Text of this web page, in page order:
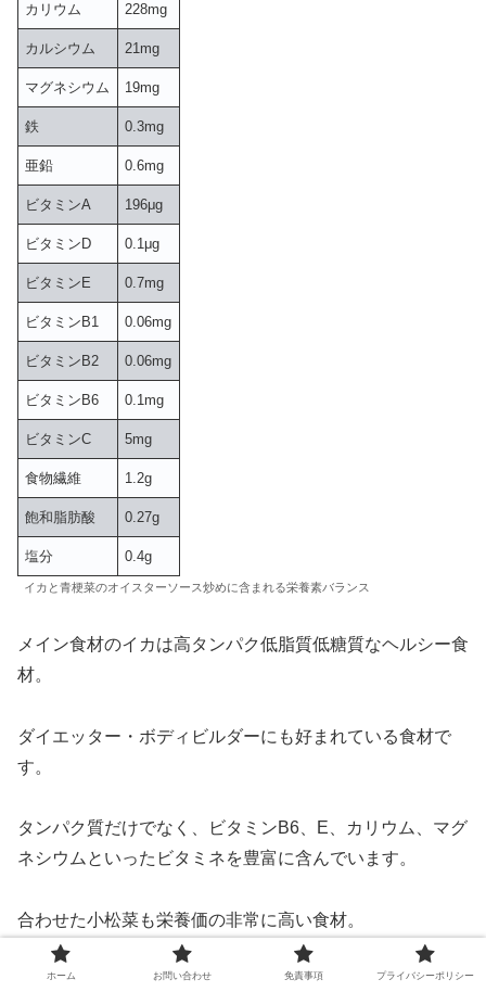
カリウム 228mg
カルシウム 21mg
マグネシウム 19mg
鉄 0.3mg
亜鉛 0.6mg
ビタミンA 196μg
ビタミンD 0.1μg
ビタミンE 0.7mg
ビタミンB1 0.06mg
ビタミンB2 0.06mg
ビタミンB6 0.1mg
ビタミンC 5mg
食物繊維 1.2g
飽和脂肪酸 0.27g
塩分 0.4g
イカと青梗菜のオイスターソース炒めに含まれる栄養素バランス
メイン食材のイカは高タンパク低脂質低糖質なヘルシー食
材。
ダイエッター・ボディビルダーにも好まれている食材で
す。
タンパク質だけでなく、ビタミンB6、E、カリウム、マグ
ネシウムといったビタミネを豊富に含んでいます。
合わせた小松菜も栄養価の非常に高い食材。
ビタミンA、C、E、カリウム、カルシウム、鉄といった
ホーム お問い合わせ 免責事項 プライバシーポリシー